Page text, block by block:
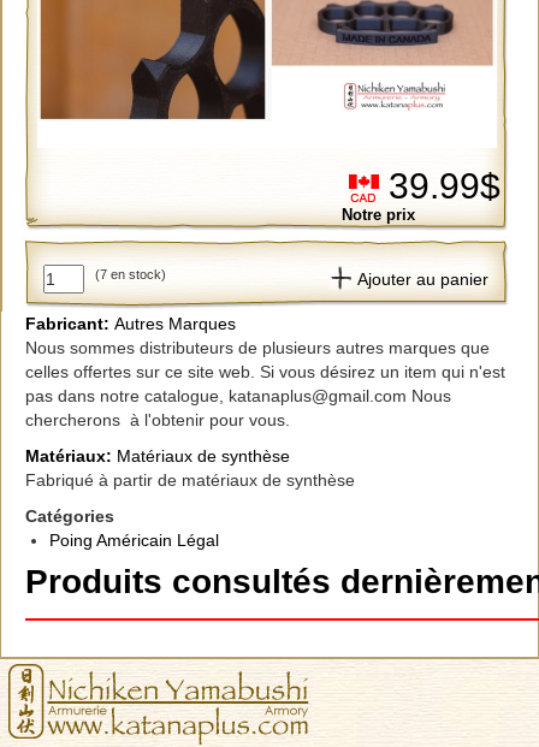
39.99$
Notre prix
(7 en stock) Ajouter au panier
Fabricant: Autres Marques
Nous sommes distributeurs de plusieurs autres marques que
celles offertes sur ce site web. Si vous désirez un item qui n'est
pas dans notre catalogue, katanaplus@gmail.com Nous
chercherons à l'obtenir pour vous.
Matériaux: Matériaux de synthèse
Fabriqué à partir de matériaux de synthèse
Catégories
Poing Américain Légal
Produits consultés